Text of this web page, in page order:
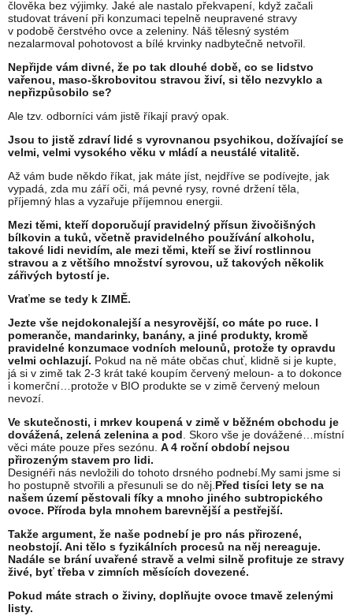
člověka bez výjimky. Jaké ale nastalo překvapení, když začali
studovat trávení při konzumaci tepelně neupravené stravy
v podobě čerstvého ovce a zeleniny. Náš tělesný systém
nezalarmoval pohotovost a bílé krvinky nadbytečně netvořil.
Nepřijde vám divné, že po tak dlouhé době, co se lidstvo
vařenou, maso-škrobovitou stravou živí, si tělo nezvyklo a
nepřizpůsobilo se?
Ale tzv. odborníci vám jistě říkají pravý opak.
Jsou to jistě zdraví lidé s vyrovnanou psychikou, dožívající se
velmi, velmi vysokého věku v mládí a neustálé vitalitě.
Až vám bude někdo říkat, jak máte jíst, nejdříve se podívejte, jak
vypadá, zda mu září oči, má pevné rysy, rovné držení těla,
příjemný hlas a vyzařuje příjemnou energii.
Mezi těmi, kteří doporučují pravidelný přísun živočišných
bílkovin a tuků, včetně pravidelného používání alkoholu,
takové lidi nevidím, ale mezi těmi, kteří se živí rostlinnou
stravou a z většího množství syrovou, už takových několik
zářivých bytostí je.
Vraťme se tedy k ZIMĚ.
Jezte vše nejdokonalejší a nesyrovější, co máte po ruce. I
pomeranče, mandarinky, banány, a jiné produkty, kromě
pravidelné konzumace vodních melounů, protože ty opravdu
velmi ochlazují. Pokud na ně máte občas chuť, klidně si je kupte,
já si v zimě tak 2-3 krát také koupím červený meloun- a to dokonce
i komerční…protože v BIO produkte se v zimě červený meloun
nevozí.
Ve skutečnosti, i mrkev koupená v zimě v běžném obchodu je
dovážená, zelená zelenina a pod . Skoro vše je dovážené…místní
věci máte pouze přes sezónu. A 4 roční období nejsou
přirozeným stavem pro lidi.
Designéři nás nevložili do tohoto drsného podnebí.My sami jsme si
ho postupně stvořili a přesunuli se do něj. Před tisíci lety se na
našem území pěstovali fíky a mnoho jiného subtropického
ovoce. Příroda byla mnohem barevnější a pestřejší.
Takže argument, že naše podnebí je pro nás přirozené,
neobstojí. Ani tělo s fyzikálních procesů na něj nereaguje.
Nadále se brání uvařené stravě a velmi silně profituje ze stravy
živé, byť třeba v zimních měsících dovezené.
Pokud máte strach o živiny, doplňujte ovoce tmavě zelenými
listy.